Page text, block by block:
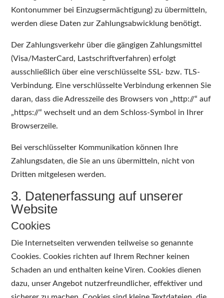
Kontonummer bei Einzugsermächtigung) zu übermitteln,
werden diese Daten zur Zahlungsabwicklung benötigt.
Der Zahlungsverkehr über die gängigen Zahlungsmittel
(Visa/MasterCard, Lastschriftverfahren) erfolgt
ausschließlich über eine verschlüsselte SSL- bzw. TLS-
Verbindung. Eine verschlüsselte Verbindung erkennen Sie
daran, dass die Adresszeile des Browsers von „http://“ auf
„https://“ wechselt und an dem Schloss-Symbol in Ihrer
Browserzeile.
Bei verschlüsselter Kommunikation können Ihre
Zahlungsdaten, die Sie an uns übermitteln, nicht von
Dritten mitgelesen werden.
3. Datenerfassung auf unserer
Website
Cookies
Die Internetseiten verwenden teilweise so genannte
Cookies. Cookies richten auf Ihrem Rechner keinen
Schaden an und enthalten keine Viren. Cookies dienen
dazu, unser Angebot nutzerfreundlicher, effektiver und